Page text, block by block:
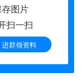
图片
扫一扫
群领资料